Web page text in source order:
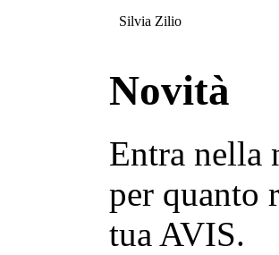
Silvia Zilio
Novità
Entra nella
per quanto
tua AVIS.